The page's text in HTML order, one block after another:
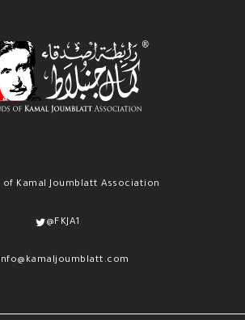
of Kamal Joumblatt Association
@FKJA1